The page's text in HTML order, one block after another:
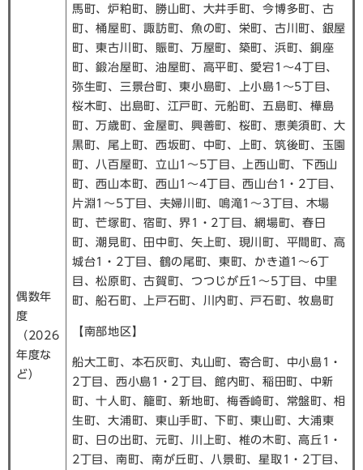
偶数年
度
（2026
年度な
ど）
馬町、炉粕町、勝山町、大井手町、今博多町、古
町、桶屋町、諏訪町、魚の町、栄町、古川町、銀屋
町、東古川町、賑町、万屋町、築町、浜町、銅座
町、鍛冶屋町、油屋町、高平町、愛宕1～4丁目、
弥生町、三景台町、東小島町、上小島1～5丁目、
桜木町、出島町、江戸町、元船町、五島町、樺島
町、万歳町、金屋町、興善町、桜町、恵美須町、大
黒町、尾上町、西坂町、中町、上町、筑後町、玉園
町、八百屋町、立山1～5丁目、上西山町、下西山
町、西山本町、西山1～4丁目、西山台1・2丁目、
片淵1～5丁目、夫婦川町、鳴滝1～3丁目、木場
町、芒塚町、宿町、界1・2丁目、網場町、春日
町、潮見町、田中町、矢上町、現川町、平間町、高
城台1・2丁目、鶴の尾町、東町、かき道1～6丁
目、松原町、古賀町、つつじが丘1～5丁目、中里
町、船石町、上戸石町、川内町、戸石町、牧島町
【南部地区】
船大工町、本石灰町、丸山町、寄合町、中小島1・
2丁目、西小島1・2丁目、館内町、稲田町、中新
町、十人町、籠町、新地町、梅香崎町、常盤町、相
生町、大浦町、東山手町、下町、東山町、大浦東
町、日の出町、元町、川上町、椎の木町、高丘1・
2丁目、南町、南が丘町、八景町、星取1・2丁目、